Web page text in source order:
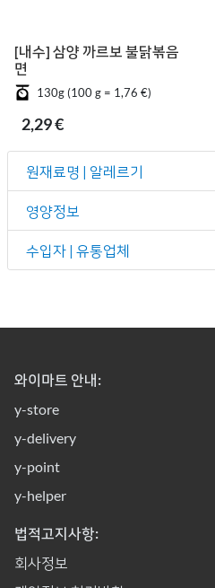
[내수] 삼양 까르보 불닭볶음
면
130g (100 g = 1,76 €)
2,29 €
원재료명 | 알레르기
영양정보
수입자 | 유통업체
와이마트 안내:
y-store
y-delivery
y-point
y-helper
법적고지사항:
회사정보